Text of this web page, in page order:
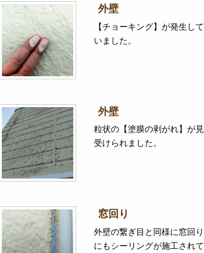
外壁
【チョーキング】が発生して
いました。
外壁
粒状の【塗膜の剥がれ】が見
受けられました。
窓回り
外壁の繋ぎ目と同様に窓回り
にもシーリングが施工されて